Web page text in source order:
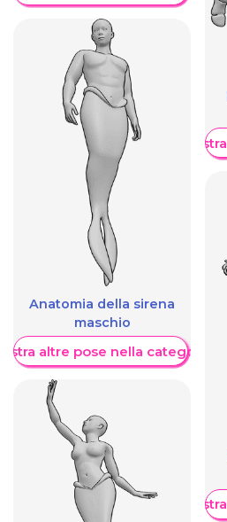
Anatomia della sirena
maschio
altre pose nella categoria